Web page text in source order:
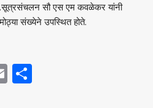
सौ एस एम कवळेकर यांनी
मोठ्या संख्येने उपस्थित होते.
Email